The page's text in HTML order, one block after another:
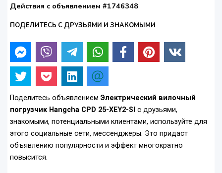
Действия с объявлением #1746348
ПОДЕЛИТЕСЬ С ДРУЗЬЯМИ И ЗНАКОМЫМИ
Поделитесь объявлением Электрический вилочный
погрузчик Hangcha CPD 25-XEY2-SI с друзьями,
знакомыми, потенциальными клиентами, используйте для
этого социальные сети, мессенджеры. Это придаст
объявлению популярности и эффект многократно
повысится.